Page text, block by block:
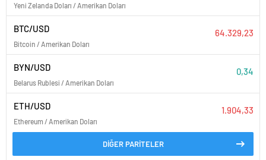
Yeni Zelanda Doları / Amerikan Doları
BTC/USD
Bitcoin / Amerikan Doları
64.329,23
BYN/USD
Belarus Rublesi / Amerikan Doları
0,34
ETH/USD
Ethereum / Amerikan Doları
1.904,33
DİĞER PARİTELER